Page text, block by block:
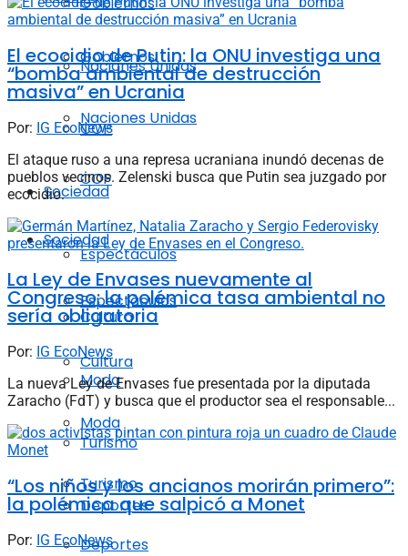
Naciones Unidas
COP
Sociedad
Espectáculos
Cultura
Moda
Turismo
Deportes
Gobiernos
Naciones Unidas
COP
Sociedad
Espectáculos
Cultura
Moda
Turismo
Deportes
El ecocidio de Putin: la ONU investiga una
“bomba ambiental de destrucción
masiva” en Ucrania
Por: IG EcoNews
El ataque ruso a una represa ucraniana inundó decenas de
pueblos vecinos. Zelenski busca que Putin sea juzgado por
ecocidio.
La Ley de Envases nuevamente al
Congreso: la polémica tasa ambiental no
sería obligatoria
Por: IG EcoNews
La nueva Ley de Envases fue presentada por la diputada
Zaracho (FdT) y busca que el productor sea el responsable...
“Los niños y los ancianos morirán primero”:
la polémica que salpicó a Monet
Por: IG EcoNews